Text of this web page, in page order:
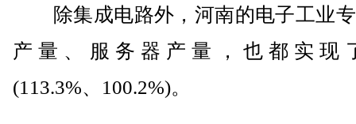
除集成电路外，河南的电子工业
产量、服务器产量，也都实现
(113.3%、100.2%)。